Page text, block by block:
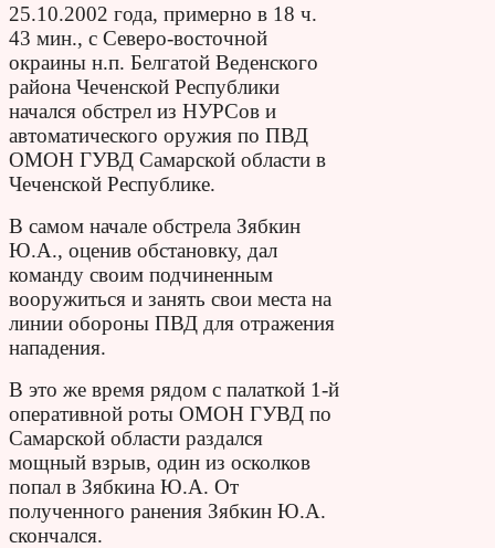
25.10.2002 года, примерно в 18 ч.
43 мин., с Северо-восточной
окраины н.п. Белгатой Веденского
района Чеченской Республики
начался обстрел из НУРСов и
автоматического оружия по ПВД
ОМОН ГУВД Самарской области в
Чеченской Республике.
В самом начале обстрела Зябкин
Ю.А., оценив обстановку, дал
команду своим подчиненным
вооружиться и занять свои места на
линии обороны ПВД для отражения
нападения.
В это же время рядом с палаткой 1-й
оперативной роты ОМОН ГУВД по
Самарской области раздался
мощный взрыв, один из осколков
попал в Зябкина Ю.А. От
полученного ранения Зябкин Ю.А.
скончался.